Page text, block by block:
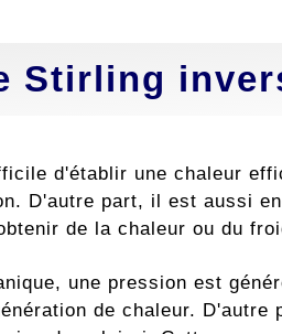
Stirling
d'établir une chaleur
D'autre part, il est aussi
de la chaleur ou du
une pression est
de chaleur.